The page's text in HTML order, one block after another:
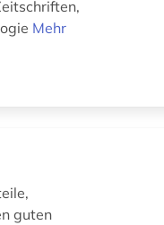
Mehr
guten